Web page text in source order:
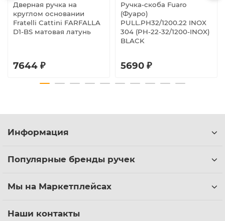
Дверная ручка на
круглом основании
Fratelli Cattini FARFALLA
D1-BS матовая латунь
7644 ₽
Ручка-скоба Fuaro
(Фуаро)
PULL.PH32/1200.22 INOX
304 (PH-22-32/1200-INOX)
BLACK
5690 ₽
Информация
Популярные бренды ручек
Мы на Маркетплейсах
Наши контакты